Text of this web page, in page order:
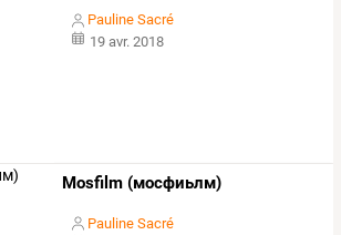
Pauline Sacré
19 avr. 2018
Mosfilm (мосфиьлм)
Pauline Sacré